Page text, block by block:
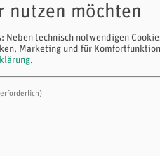
nutzen möchten
Neben technisch notwendigen
Marketing und für
.